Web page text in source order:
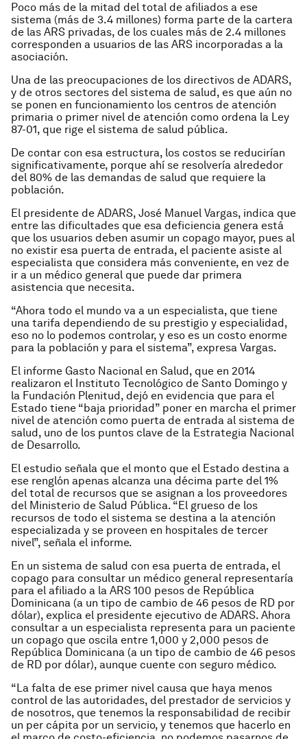
Poco más de la mitad del total de afiliados a ese
sistema (más de 3.4 millones) forma parte de la cartera
de las ARS privadas, de los cuales más de 2.4 millones
corresponden a usuarios de las ARS incorporadas a la
asociación.
Una de las preocupaciones de los directivos de ADARS,
y de otros sectores del sistema de salud, es que aún no
se ponen en funcionamiento los centros de atención
primaria o primer nivel de atención como ordena la Ley
87-01, que rige el sistema de salud pública.
De contar con esa estructura, los costos se reducirían
significativamente, porque ahí se resolvería alrededor
del 80% de las demandas de salud que requiere la
población.
El presidente de ADARS, José Manuel Vargas, indica que
entre las dificultades que esa deficiencia genera está
que los usuarios deben asumir un copago mayor, pues al
no existir esa puerta de entrada, el paciente asiste al
especialista que considera más conveniente, en vez de
ir a un médico general que puede dar primera
asistencia que necesita.
“Ahora todo el mundo va a un especialista, que tiene
una tarifa dependiendo de su prestigio y especialidad,
eso no lo podemos controlar, y eso es un costo enorme
para la población y para el sistema”, expresa Vargas.
El informe Gasto Nacional en Salud, que en 2014
realizaron el Instituto Tecnológico de Santo Domingo y
la Fundación Plenitud, dejó en evidencia que para el
Estado tiene “baja prioridad” poner en marcha el primer
nivel de atención como puerta de entrada al sistema de
salud, uno de los puntos clave de la Estrategia Nacional
de Desarrollo.
El estudio señala que el monto que el Estado destina a
ese renglón apenas alcanza una décima parte del 1%
del total de recursos que se asignan a los proveedores
del Ministerio de Salud Pública. “El grueso de los
recursos de todo el sistema se destina a la atención
especializada y se proveen en hospitales de tercer
nivel”, señala el informe.
En un sistema de salud con esa puerta de entrada, el
copago para consultar un médico general representaría
para el afiliado a la ARS 100 pesos de República
Dominicana (a un tipo de cambio de 46 pesos de RD por
dólar), explica el presidente ejecutivo de ADARS. Ahora
consultar a un especialista representa para un paciente
un copago que oscila entre 1,000 y 2,000 pesos de
República Dominicana (a un tipo de cambio de 46 pesos
de RD por dólar), aunque cuente con seguro médico.
“La falta de ese primer nivel causa que haya menos
control de las autoridades, del prestador de servicios y
de nosotros, que tenemos la responsabilidad de recibir
un per cápita por un servicio, y tenemos que hacerlo en